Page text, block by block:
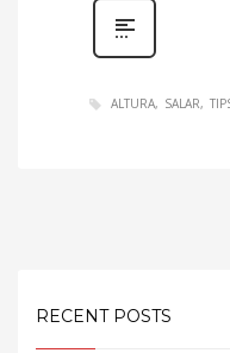
ALTURA SALAR
RECENT POSTS